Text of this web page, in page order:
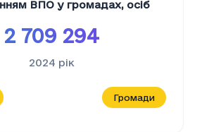
ВПО у громадах, осіб
2 709 294
2024 рік
Громади